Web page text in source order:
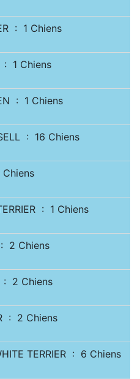
: 1 Chiens
: 1 Chiens
: 1 Chiens
: 16 Chiens
Chiens
: 1 Chiens
: 2 Chiens
: 2 Chiens
: 2 Chiens
TERRIER : 6 Chiens